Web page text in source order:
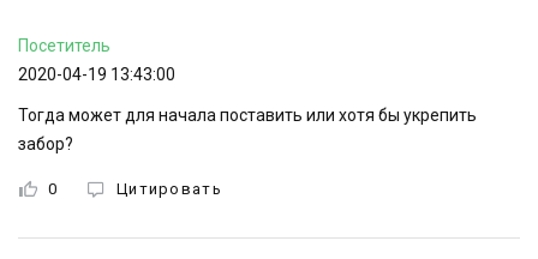
Посетитель
2020-04-19 13:43:00
Тогда может для начала поставить или хотя бы укрепить
забор?
0 Цитировать